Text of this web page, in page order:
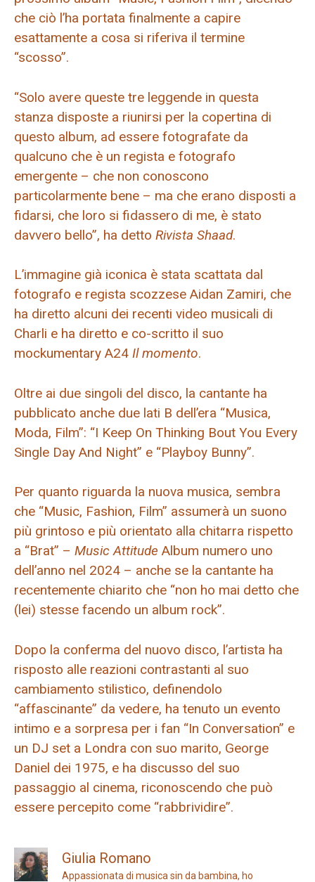
che ciò l’ha portata finalmente a capire
esattamente a cosa si riferiva il termine
“scosso”.
“Solo avere queste tre leggende in questa
stanza disposte a riunirsi per la copertina di
questo album, ad essere fotografate da
qualcuno che è un regista e fotografo
emergente – che non conoscono
particolarmente bene – ma che erano disposti a
fidarsi, che loro si fidassero di me, è stato
davvero bello”, ha detto Rivista Shaad.
L’immagine già iconica è stata scattata dal
fotografo e regista scozzese Aidan Zamiri, che
ha diretto alcuni dei recenti video musicali di
Charli e ha diretto e co-scritto il suo
mockumentary A24 Il momento.
Oltre ai due singoli del disco, la cantante ha
pubblicato anche due lati B dell’era “Musica,
Moda, Film”: “I Keep On Thinking Bout You Every
Single Day And Night” e “Playboy Bunny”.
Per quanto riguarda la nuova musica, sembra
che “Music, Fashion, Film” assumerà un suono
più grintoso e più orientato alla chitarra rispetto
a “Brat” – Music Attitude Album numero uno
dell’anno nel 2024 – anche se la cantante ha
recentemente chiarito che “non ho mai detto che
(lei) stesse facendo un album rock”.
Dopo la conferma del nuovo disco, l’artista ha
risposto alle reazioni contrastanti al suo
cambiamento stilistico, definendolo
“affascinante” da vedere, ha tenuto un evento
intimo e a sorpresa per i fan “In Conversation” e
un DJ set a Londra con suo marito, George
Daniel dei 1975, e ha discusso del suo
passaggio al cinema, riconoscendo che può
essere percepito come “rabbrividire”.
Giulia Romano
Appassionata di musica sin da bambina, ho